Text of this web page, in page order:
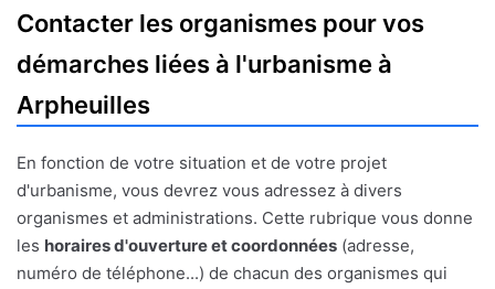
Contacter les organismes pour vos
démarches liées à l'urbanisme à
Arpheuilles
En fonction de votre situation et de votre projet
d'urbanisme, vous devrez vous adressez à divers
organismes et administrations. Cette rubrique vous donne
les horaires d'ouverture et coordonnées (adresse,
numéro de téléphone...) de chacun des organismes qui